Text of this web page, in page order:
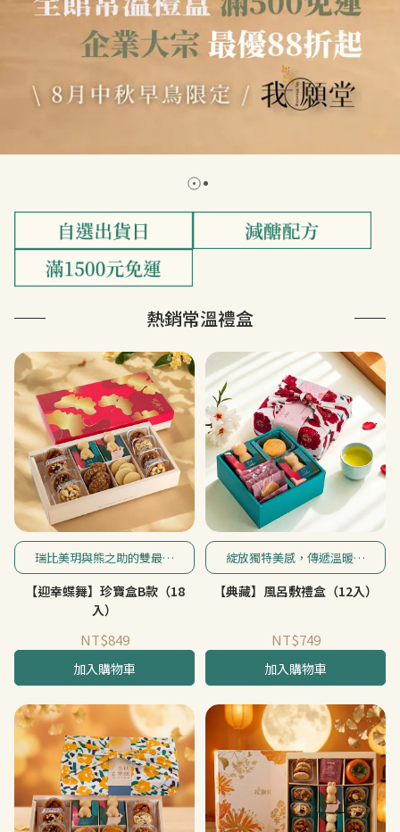
熱銷常溫禮盒
瑞比美玥與熊之助的雙最中
堅果組合，搭配我願堂熱銷
四款不同口味堅果塔與手工
餅乾，是營養與美味兼具的
【迎幸蝶舞】珍寶盒B款（18
入）
NT$849
加入購物車
綻放獨特美感，傳遞溫暖與
雅趣，這是我願堂別緻的熊
之助春日雅致風呂敷限定款
【典藏】風呂敷禮盒（12入）
NT$749
加入購物車